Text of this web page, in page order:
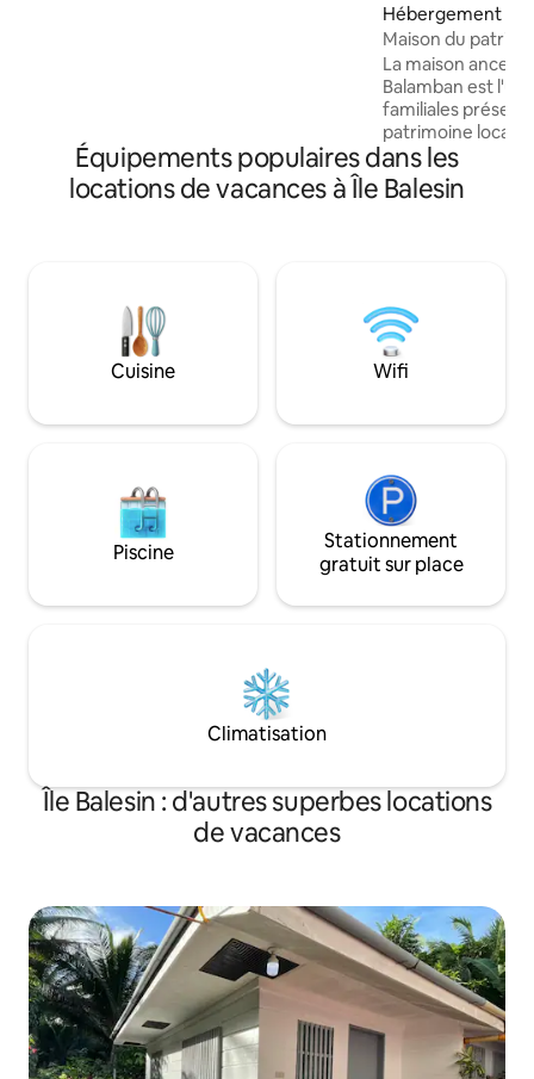
est gratuit. Le tarif indiqué est pour un
maximum de 16 adultes et 3 enfants ou
19-20 personnes. Les enfants de sept
Hébergement ⋅
Maison du
promotion !
La maison
Balamban est
familiales
patrimoine local
traditionnelles
Quezon. Il se
2 toilettes, salon
de la plage de
minutes des
magasins et
accessibles à
Équipements populaires dans les
locations de vacances à Île Balesin
Cuisine Wifi
Piscine
Stationnement
gratuit sur place
Climatisation
Île Balesin : d'autres superbes locations
de vacances